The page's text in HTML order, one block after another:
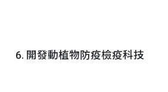
開發動植物防疫檢疫科技